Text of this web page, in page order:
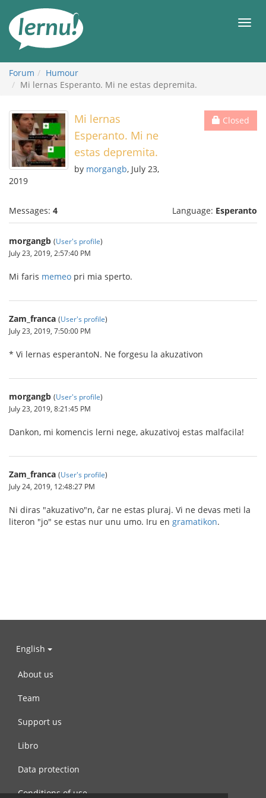
the
content
Forum
Humour
Mi lernas Esperanto. Mi ne estas depremita.
Closed
Mi lernas
Esperanto. Mi ne
estas depremita.
by morgangb, July 23,
2019
Messages: 4 Language: Esperanto
morgangb (User's profile)
July 23, 2019, 2:57:40 PM
Mi faris memeo pri mia sperto.
Zam_franca (User's profile)
July 23, 2019, 7:50:00 PM
* Vi lernas esperantoN. Ne forgesu la akuzativon
morgangb (User's profile)
July 23, 2019, 8:21:45 PM
Dankon, mi komencis lerni nege, akuzativoj estas malfacila!
Zam_franca (User's profile)
July 24, 2019, 12:48:27 PM
Ni diras "akuzativo"n, ĉar ne estas pluraj. Vi ne devas meti la
literon "jo" se estas nur unu umo. Iru en gramatikon.
English
About us
Team
Support us
Libro
Data protection
Conditions of use